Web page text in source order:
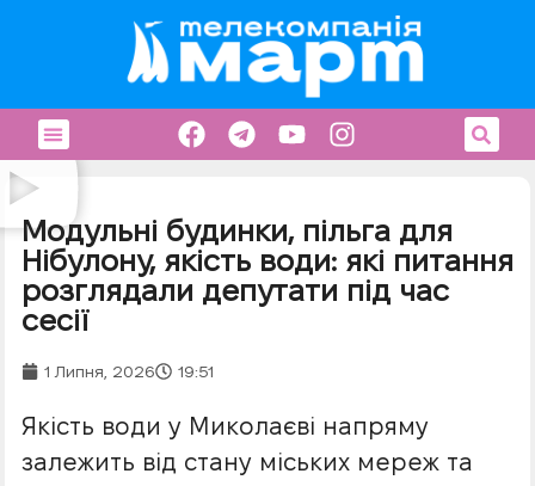
Модульні будинки, пільга для
Нібулону, якість води: які питання
розглядали депутати під час
сесії
1 Липня, 2026 19:51
Якість води у Миколаєві напряму
залежить від стану міських мереж та